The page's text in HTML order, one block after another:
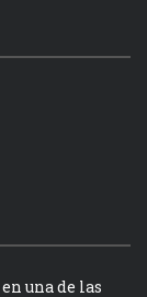
una de las